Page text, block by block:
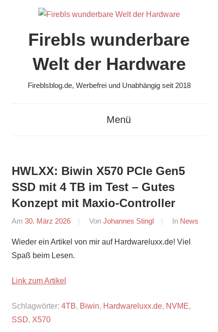
springenFirebls wunderbare
Welt der Hardware
Fireblsblog.de, Werbefrei und Unabhängig seit 2018
Menü
HWLXX: Biwin X570 PCIe Gen5
SSD mit 4 TB im Test – Gutes
Konzept mit Maxio-Controller
Am 30. März 2026 Von Johannes Stingl In News
Wieder ein Artikel von mir auf Hardwareluxx.de! Viel
Spaß beim Lesen.
Link zum Artikel
Schlagwörter: 4TB, Biwin, Hardwareluxx.de, NVME,
SSD, X570